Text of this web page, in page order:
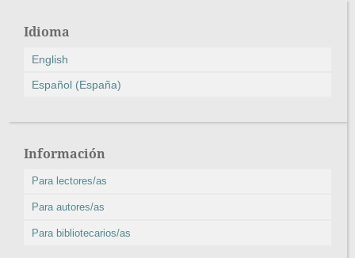
Idioma
English
Español (España)
Información
Para lectores/as
Para autores/as
Para bibliotecarios/as